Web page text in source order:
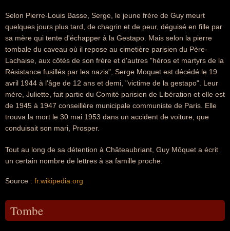
Selon Pierre-Louis Basse, Serge, le jeune frère de Guy meurt
quelques jours plus tard, de chagrin et de peur, déguisé en fille par
sa mère qui tente d'échapper à la Gestapo. Mais selon la pierre
tombale du caveau où il repose au cimetière parisien du Père-
Lachaise, aux côtés de son frère et d'autres "héros et martyrs de la
Résistance fusillés par les nazis", Serge Moquet est décédé le 19
avril 1944 à l'âge de 12 ans et demi, "victime de la gestapo". Leur
mère, Juliette, fait partie du Comité parisien de Libération et elle est
de 1945 à 1947 conseillère municipale communiste de Paris. Elle
trouva la mort le 30 mai 1953 dans un accident de voiture, que
conduisait son mari, Prosper.
Tout au long de sa détention à Châteaubriant, Guy Môquet a écrit
un certain nombre de lettres à sa famille proche.
Source : fr.wikipedia.org
Tombe